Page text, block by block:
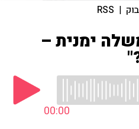
|
RSS
ימנית –
00:00